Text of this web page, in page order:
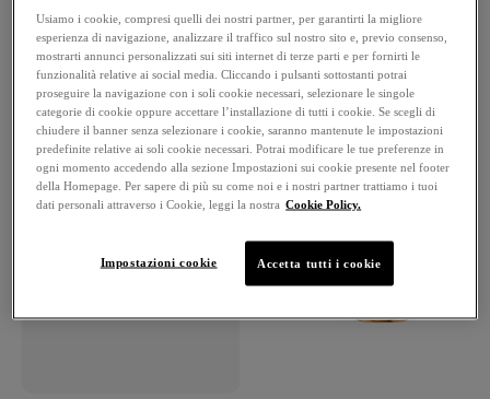
FILTRI 13 PRODOTTI
Usiamo i cookie, compresi quelli dei nostri partner, per garantirti la migliore
esperienza di navigazione, analizzare il traffico sul nostro sito e, previo consenso,
mostrarti annunci personalizzati sui siti internet di terze parti e per fornirti le
funzionalità relative ai social media. Cliccando i pulsanti sottostanti potrai
proseguire la navigazione con i soli cookie necessari, selezionare le singole
categorie di cookie oppure accettare l’installazione di tutti i cookie. Se scegli di
chiudere il banner senza selezionare i cookie, saranno mantenute le impostazioni
predefinite relative ai soli cookie necessari. Potrai modificare le tue preferenze in
ogni momento accedendo alla sezione Impostazioni sui cookie presente nel footer
della Homepage. Per sapere di più su come noi e i nostri partner trattiamo i tuoi
dati personali attraverso i Cookie, leggi la nostra Cookie Policy.
Impostazioni cookie Accetta tutti i cookie